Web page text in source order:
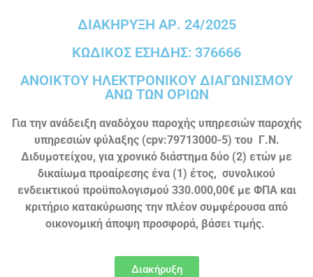
ΔΙΑΚΗΡΥΞΗ ΑΡ. 24/2025
ΚΩΔΙΚΟΣ ΕΣΗΔΗΣ: 376666
ΑΝΟΙΚΤΟΥ ΗΛΕΚΤΡΟΝΙΚΟΥ ΔΙΑΓΩΝΙΣΜΟΥ
ΑΝΩ ΤΩΝ ΟΡΙΩΝ
Για την ανάδειξη αναδόχου παροχής υπηρεσιών παροχής
υπηρεσιών φύλαξης (cpv:79713000-5) του Γ.Ν.
Διδυμοτείχου, για χρονικό διάστημα δύο (2) ετών με
δικαίωμα προαίρεσης ένα (1) έτος, συνολικού
ενδεικτικού προϋπολογισμού 330.000,00€ με ΦΠΑ και
κριτήριο κατακύρωσης την πλέον συμφέρουσα από
οικονομική άποψη προσφορά, βάσει τιμής.
Διακήρυξη